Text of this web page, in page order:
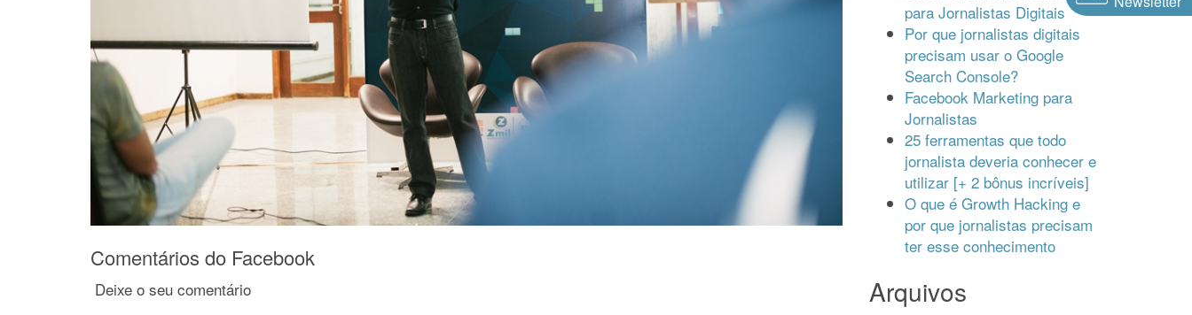
Comentários do Facebook
Deixe o seu comentário
para Jornalistas Digitais
Por que jornalistas digitais
precisam usar o Google
Search Console?
Facebook Marketing para
Jornalistas
25 ferramentas que todo
jornalista deveria conhecer e
utilizar [+ 2 bônus incríveis]
O que é Growth Hacking e
por que jornalistas precisam
ter esse conhecimento
Arquivos